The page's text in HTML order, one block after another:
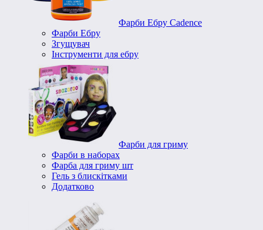
Фарби Ебру Cadence
Фарби Ебру
Згущувач
Інструменти для ебру
Фарби для гриму
Фарби в наборах
Фарба для гриму шт
Гель з блискітками
Додатково